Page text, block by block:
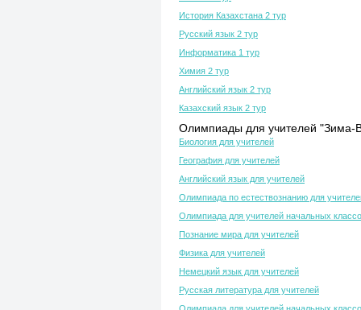
История Казахстана 2 тур
Русский язык 2 тур
Информатика 1 тур
Химия 2 тур
Английский язык 2 тур
Казахский язык 2 тур
Олимпиады для учителей "Зима-
Биология для учителей
География для учителей
Английский язык для учителей
Олимпиада по естествознанию для
Олимпиада для учителей начальных
Познание мира для учителей
Физика для учителей
Немецкий язык для учителей
Русская литература для учителей